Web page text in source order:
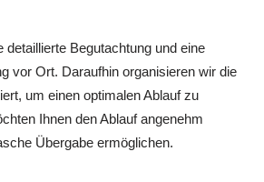
detaillierte Begutachtung und eine
vor Ort. Daraufhin organisieren wir die
um einen optimalen Ablauf zu
Ihnen den Ablauf angenehm
Übergabe ermöglichen.